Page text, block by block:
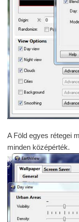
A Föld egyes rétegei
minden középérték.